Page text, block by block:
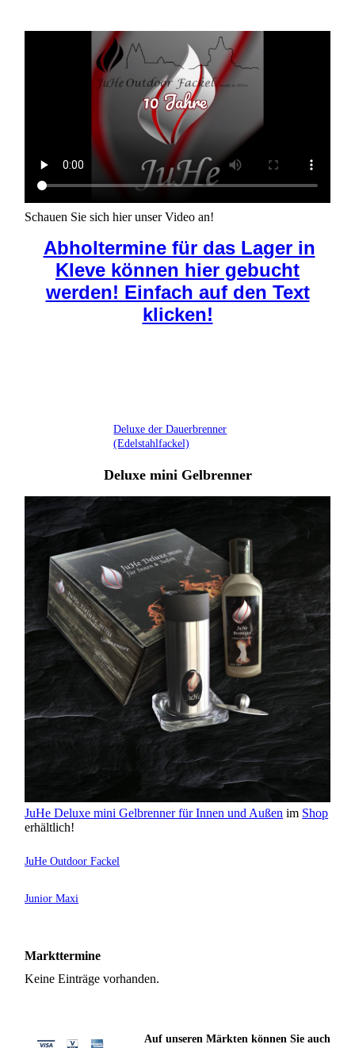
Schauen Sie sich hier unser Video an!
Abholtermine für das Lager in
Kleve können hier gebucht
werden! Einfach auf den Text
klicken!
Deluxe der Dauerbrenner
(Edelstahlfackel)
Deluxe mini Gelbrenner
JuHe Deluxe mini Gelbrenner für Innen und Außen im Shop
erhältlich!
JuHe Outdoor Fackel
Junior Maxi
Markttermine
Keine Einträge vorhanden.
Auf unseren Märkten können Sie auch